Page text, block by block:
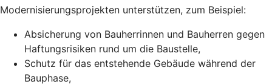
Modernisierungsprojekten unterstützen, zum Beispiel:
Absicherung von Bauherrinnen und Bauherren gegen
Haftungsrisiken rund um die Baustelle,
Schutz für das entstehende Gebäude während der
Bauphase,